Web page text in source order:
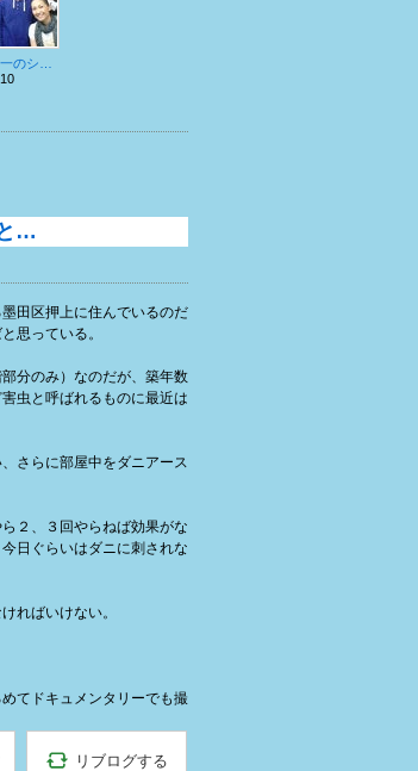
…
田区押上に住んでいるのだ
思っている。
分のみ）なのだが、築年数
虫と呼ばれるものに最近は
さらに部屋中をダニアース
２、３回やらねば効果がな
日ぐらいはダニに刺されな
ればいけない。
てドキュメンタリーでも撮
リブログする